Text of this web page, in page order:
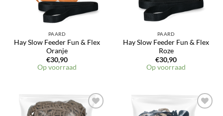
PAARD
Hay Slow Feeder Fun & Flex
Oranje
€30,90
Op voorraad
PAARD
Hay Slow Feeder Fun & Flex
Roze
€30,90
Op voorraad